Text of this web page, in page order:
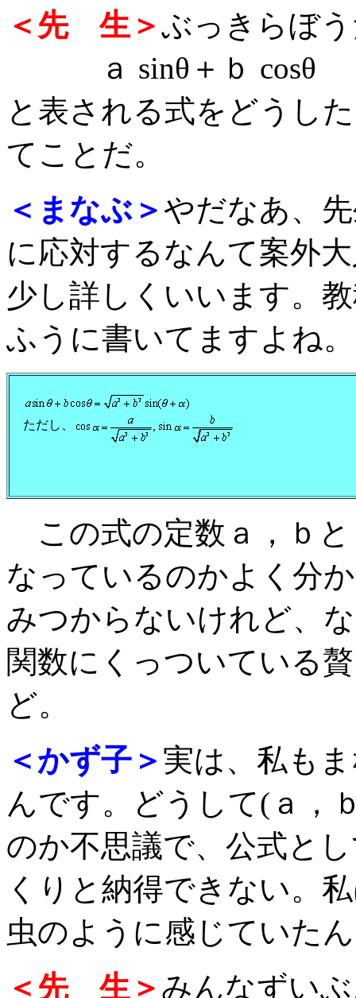
＜先 生＞ぶっきらぼ
ａ sinθ＋ｂ cosθ
と表される式をどうし
てことだ。
＜まなぶ＞やだなあ、
に応対するなんて案外
少し詳しくいいます。
ふうに書いてますよね。
ただし、
この式の定数ａ，ｂと
なっているのかよく分
みつからないけれど、
関数にくっついている
ど。
＜かず子＞ 実は、私も
んです。どうして(ａ，
のか不思議で、公式と
くりと納得できない。
虫のように感じていた
＜先 生＞ みんなずい